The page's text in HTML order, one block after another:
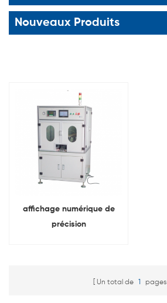
Nouveaux Produits
affichage numérique de
précision
Un total de 1 pages